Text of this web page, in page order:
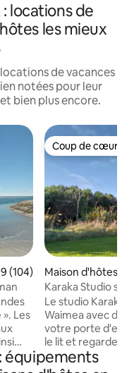
locations de
les mieux
de vacances
notées pour leur
bien plus encore.
appréciés
moyenne sur la
(104)
Coup de cœur
Coup de cœur
Maison d'hôtes ⋅
Karaka Studio sur
Nelson/Tasman
Le studio Karaka
Waimea avec de
votre porte
le lit et regardez la
sommes une île
de Manuka) mais
équipements